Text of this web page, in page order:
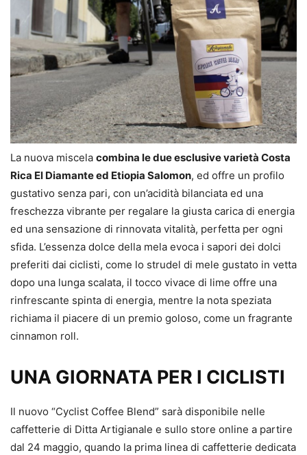
La nuova miscela combina le due esclusive varietà Costa
Rica El Diamante ed Etiopia Salomon, ed offre un profilo
gustativo senza pari, con un’acidità bilanciata ed una
freschezza vibrante per regalare la giusta carica di energia
ed una sensazione di rinnovata vitalità, perfetta per ogni
sfida. L’essenza dolce della mela evoca i sapori dei dolci
preferiti dai ciclisti, come lo strudel di mele gustato in vetta
dopo una lunga scalata, il tocco vivace di lime offre una
rinfrescante spinta di energia, mentre la nota speziata
richiama il piacere di un premio goloso, come un fragrante
cinnamon roll.
UNA GIORNATA PER I CICLISTI
Il nuovo “Cyclist Coffee Blend” sarà disponibile nelle
caffetterie di Ditta Artigianale e sullo store online a partire
dal 24 maggio, quando la prima linea di caffetterie dedicata